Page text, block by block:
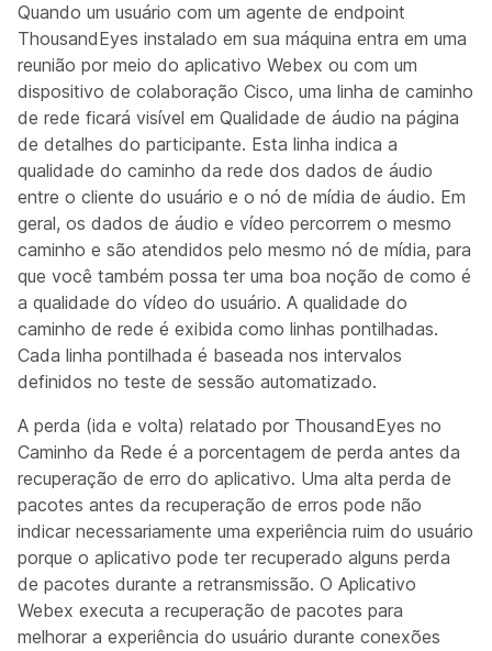
Quando um usuário com um agente de endpoint
ThousandEyes instalado em sua máquina entra em uma
reunião por meio do aplicativo Webex ou com um
dispositivo de colaboração Cisco, uma linha de caminho
de rede ficará visível em Qualidade de áudio na página
de detalhes do participante. Esta linha indica a
qualidade do caminho da rede dos dados de áudio
entre o cliente do usuário e o nó de mídia de áudio. Em
geral, os dados de áudio e vídeo percorrem o mesmo
caminho e são atendidos pelo mesmo nó de mídia, para
que você também possa ter uma boa noção de como é
a qualidade do vídeo do usuário. A qualidade do
caminho de rede é exibida como linhas pontilhadas.
Cada linha pontilhada é baseada nos intervalos
definidos no teste de sessão automatizado.
A perda (ida e volta) relatado por ThousandEyes no
Caminho da Rede é a porcentagem de perda antes da
recuperação de erro do aplicativo. Uma alta perda de
pacotes antes da recuperação de erros pode não
indicar necessariamente uma experiência ruim do usuário
porque o aplicativo pode ter recuperado alguns perda
de pacotes durante a retransmissão. O Aplicativo
Webex executa a recuperação de pacotes para
melhorar a experiência do usuário durante conexões